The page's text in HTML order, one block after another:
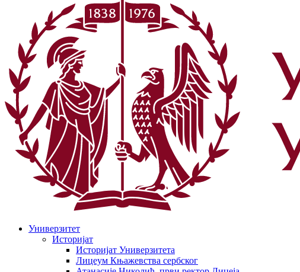
Универзитет
Историјат
Историјат Универзитета
Лицеум Књажевства сербског